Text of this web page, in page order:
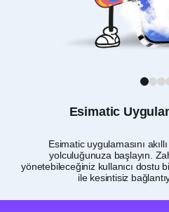
Esimatic
Esimatic uygulamasını
yolculuğunuza başlayın.
yönetebileceğiniz kullanıcı dostu
ile kesintisiz
1 2 3